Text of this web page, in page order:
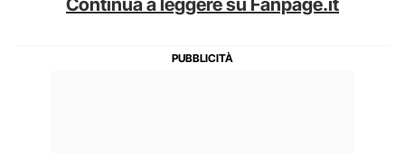
Continua a leggere su Fanpage.it